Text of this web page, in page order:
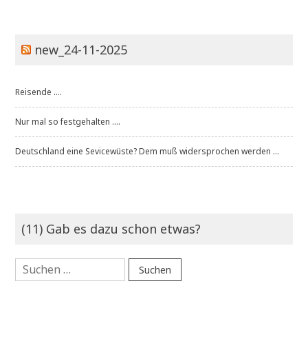
new_24-11-2025
Reisende ....
Nur mal so festgehalten ....
Deutschland eine Sevicewüste? Dem muß widersprochen werden ...
(11) Gab es dazu schon etwas?
Suchen
nach: